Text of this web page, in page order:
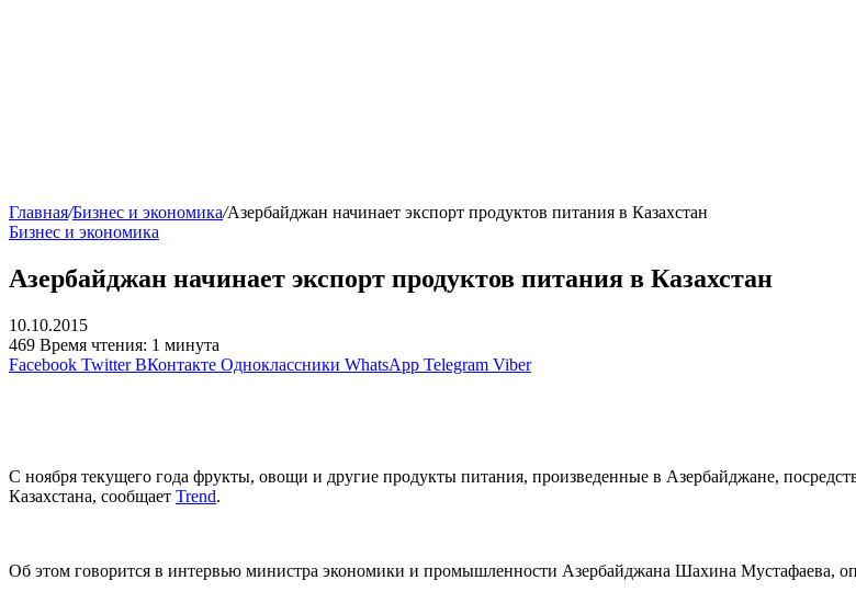
Главная/Бизнес и экономика/Азербайджан начинает экспорт продуктов питания в Казахстан
Бизнес и экономика
Азербайджан начинает экспорт продуктов питания в Казахстан
10.10.2015
469 Время чтения: 1 минута
Facebook Twitter ВКонтакте Одноклассники WhatsApp Telegram Viber
С ноября текущего года фрукты, овощи и другие продукты питания, произведенные в Азербайджане,
Казахстана, сообщает Trend.
Об этом говорится в интервью министра экономики и промышленности Азербайджана Шахина Мустафаева,